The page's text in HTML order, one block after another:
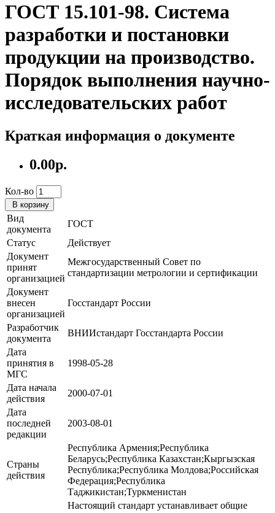
ГОСТ 15.101-98. Система
разработки и постановки
продукции на производство.
Порядок выполнения научно-
исследовательских работ
Краткая информация о документе
0.00р.
Кол-во
В корзину
Вид
документа
ГОСТ
Статус
Действует
Документ
принят
организацией
Межгосударственный Совет по
стандартизации метрологии и сертификации
Документ
внесен
организацией
Госстандарт России
Разработчик
документа
ВНИИстандарт Госстандарта России
Дата
принятия в
МГС
1998-05-28
Дата начала
действия
2000-07-01
Дата
последней
редакции
2003-08-01
Страны
действия
Республика Армения;Республика
Беларусь;Республика Казахстан;Кыргызская
Республика;Республика Молдова;Российская
Федерация;Республика
Таджикистан;Туркменистан
Настоящий стандарт устанавливает общие